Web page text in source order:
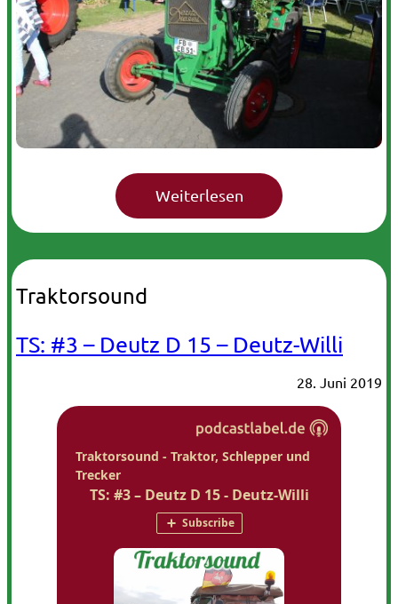
Traktorsound
TS: #3 – Deutz D 15 – Deutz-Willi
28. Juni 2019